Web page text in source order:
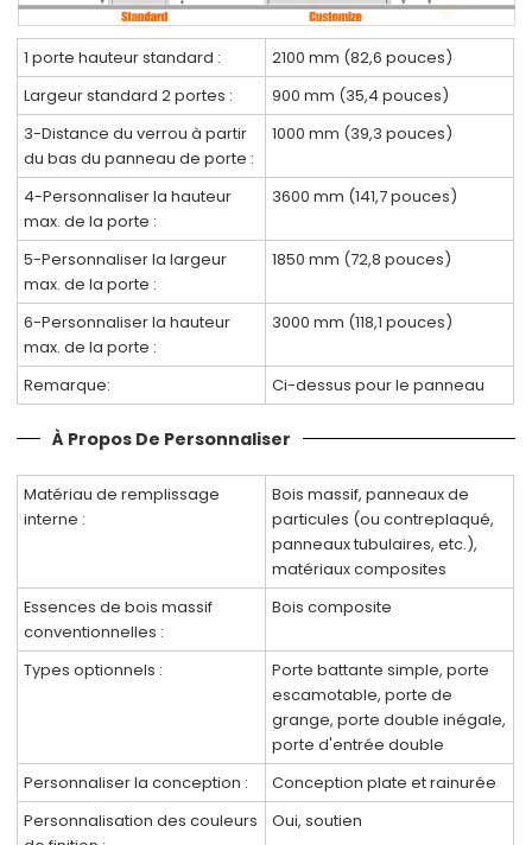
1 porte hauteur standard :
2100 mm (82,6 pouces)
Largeur standard 2 portes :
900 mm (35,4 pouces)
3-Distance du verrou à partir
du bas du panneau de porte :
1000 mm (39,3 pouces)
4-Personnaliser la hauteur
max. de la porte :
3600 mm (141,7 pouces)
5-Personnaliser la largeur
max. de la porte :
1850 mm (72,8 pouces)
6-Personnaliser la hauteur
max. de la porte :
3000 mm (118,1 pouces)
Remarque: Ci-dessus pour le panneau
À Propos De Personnaliser
Matériau de remplissage
interne :
Bois massif, panneaux de
particules (ou contreplaqué,
panneaux tubulaires, etc.),
matériaux composites
Essences de bois massif
conventionnelles :
Bois composite
Types optionnels :
Porte battante simple, porte
escamotable, porte de
grange, porte double inégale,
porte d'entrée double
Personnaliser la conception :
Conception plate et rainurée
Personnalisation des couleurs
Oui, soutien